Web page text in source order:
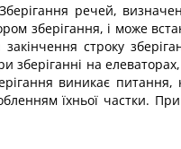
речей,
зберігання, і може
строку
зберіганні на
виникає
їхньої частки.